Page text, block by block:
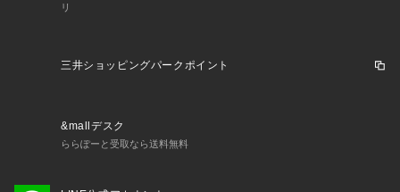
アメリカンカジュアルからストリートまで幅広くコーディネー
ートファッション #アメカジ #レトロスポーツ
リ
三井ショッピングパークポイント
&mallデスク
ららぽーと受取なら送料無料